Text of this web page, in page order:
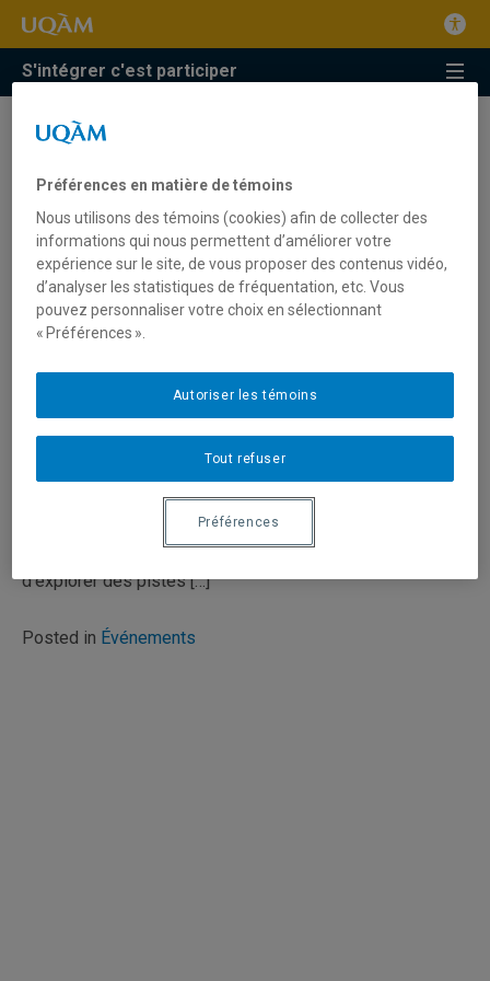
S'intégrer c'est participer
Une journée riche pour la
francisation au Québec!
Le 8 juin dernier, le ROFQ a tenu une journée spéciale sous
la formule « Demi-journée de réflexion+ Assemblée
générale annuelle + 5@7 » dans les locaux de l’organisme
la Maisonnée. L’événement a réuni 49 représentants
d’organismes en francisation. La matinée La demi-journée
d’explorer des pistes […]
Posted in Événements
Préférences en matière de témoins
Nous utilisons des témoins (cookies) afin de collecter des
informations qui nous permettent d’améliorer votre
expérience sur le site, de vous proposer des contenus vidéo,
d’analyser les statistiques de fréquentation, etc. Vous
pouvez personnaliser votre choix en sélectionnant
« Préférences ».
Tout refuser
Autoriser les témoins
Préférences